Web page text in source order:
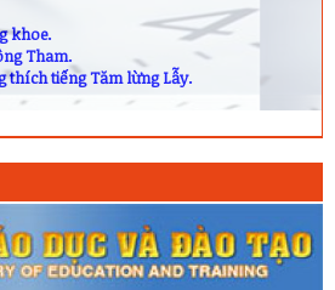
khoe.
Tham.
thích tiếng Tăm lừng Lẫy.